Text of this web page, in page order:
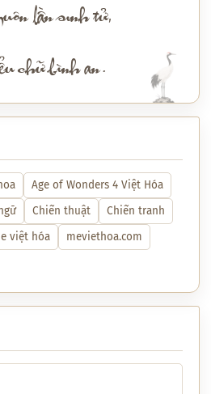
lần sinh tử,
chữ bình an.
Age of Wonders 4 Việt Hóa
Chiến thuật
Chiến tranh
việt hóa
meviethoa.com